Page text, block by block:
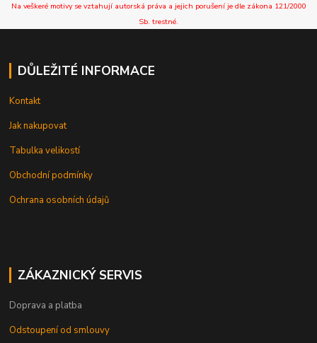
Na veškeré motivy se vztahují autorská práva a jejich porušení je dle zákona 121/2000
Sb. trestné.
DŮLEŽITÉ INFORMACE
Kontakt
Jak nakupovat
Tabulka velikostí
Obchodní podmínky
Ochrana osobních údajů
ZÁKAZNICKÝ SERVIS
Doprava a platba
Odstoupení od smlouvy